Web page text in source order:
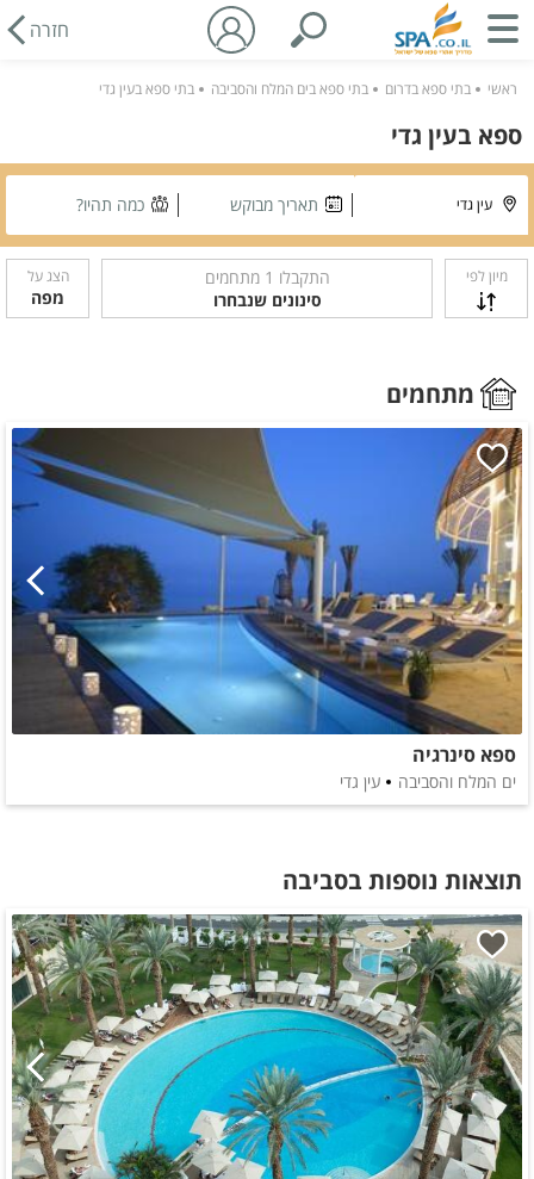
חזרה
ראשי בתי ספא בדרום בתי ספא בים המלח והסביבה בתי ספא בעין גדי
ספא בעין גדי
תאריך מבוקש כמה תהיו?
מיון לפי התקבלו 1 מתחמים
סינונים שנבחרו
הצג על
מפה
מתחמים
ספא סינרגיה
ים המלח והסביבה עין גדי
תוצאות נוספות בסביבה